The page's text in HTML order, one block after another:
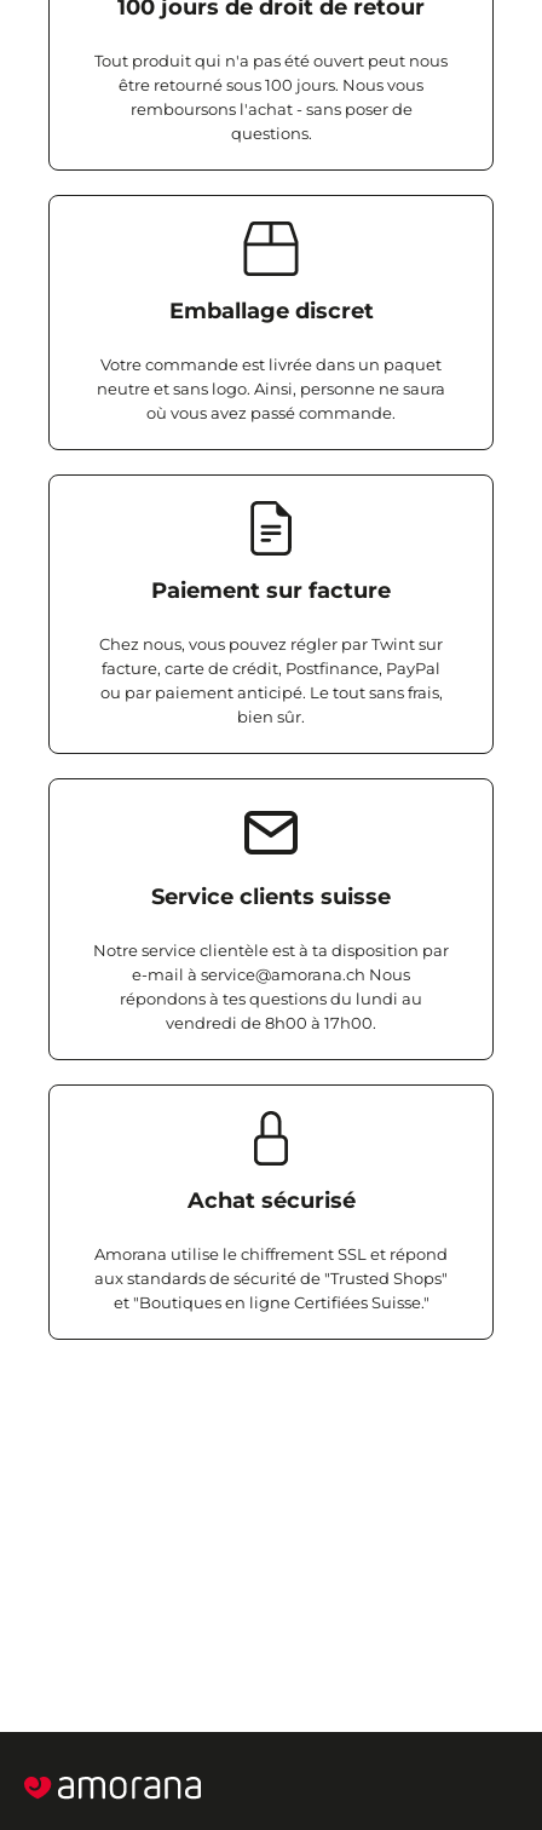
100 jours de droit de retour
Tout produit qui n'a pas été ouvert peut nous
être retourné sous 100 jours. Nous vous
remboursons l'achat - sans poser de
questions.
Emballage discret
Votre commande est livrée dans un paquet
neutre et sans logo. Ainsi, personne ne saura
où vous avez passé commande.
Paiement sur facture
Chez nous, vous pouvez régler par Twint sur
facture, carte de crédit, Postfinance, PayPal
ou par paiement anticipé. Le tout sans frais,
bien sûr.
Service clients suisse
Notre service clientèle est à ta disposition par
e-mail à service@amorana.ch Nous
répondons à tes questions du lundi au
vendredi de 8h00 à 17h00.
Achat sécurisé
Amorana utilise le chiffrement SSL et répond
aux standards de sécurité de "Trusted Shops"
et "Boutiques en ligne Certifiées Suisse."